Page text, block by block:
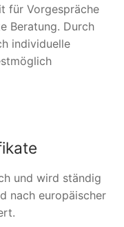
für Vorgespräche
Beratung. Durch
individuelle
und wird ständig
nach europäischer